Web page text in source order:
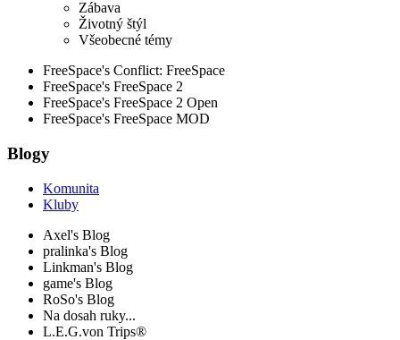
Zábava
Životný štýl
Všeobecné témy
FreeSpace's Conflict: FreeSpace
FreeSpace's FreeSpace 2
FreeSpace's FreeSpace 2 Open
FreeSpace's FreeSpace MOD
Blogy
Komunita
Kluby
Axel's Blog
pralinka's Blog
Linkman's Blog
game's Blog
RoSo's Blog
Na dosah ruky...
L.E.G.von Trips®